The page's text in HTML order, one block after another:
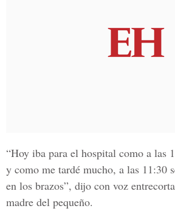
“Hoy iba para el hospital como a las
y como me tardé mucho, a las 11:30
en los brazos”, dijo con voz
madre del pequeño.